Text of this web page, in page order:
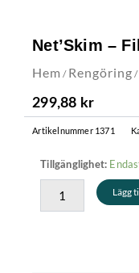
Net’Skim –
Hem / Rengöring /
299,88 kr
Artikelnummer 1371
Tillgänglighet:
Net’Skim
-
Filterpåsar
mängd
Lägg